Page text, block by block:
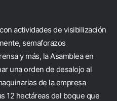
actividades de visibilización
semaforazos
y más, la Asamblea en
una orden de desalojo al
de la empresa
12 hectáreas del boque que